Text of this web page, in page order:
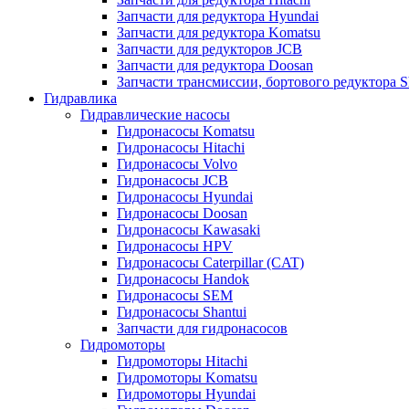
Запчасти для редуктора Hyundai
Запчасти для редуктора Komatsu
Запчасти для редукторов JCB
Запчасти для редуктора Doosan
Запчасти трансмиссии, бортового редуктора
Гидравлика
Гидравлические насосы
Гидронасосы Komatsu
Гидронасосы Hitachi
Гидронасосы Volvo
Гидронасосы JCB
Гидронасосы Hyundai
Гидронасосы Doosan
Гидронасосы Kawasaki
Гидронасосы HPV
Гидронасосы Caterpillar (CAT)
Гидронасосы Handok
Гидронасосы SEM
Гидронасосы Shantui
Запчасти для гидронасосов
Гидромоторы
Гидромоторы Hitachi
Гидромоторы Komatsu
Гидромоторы Hyundai